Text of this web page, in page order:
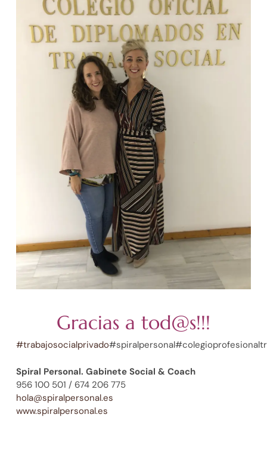
Gracias a tod@s!!!
#trabajosocialprivado
Spiral Personal. Gabinete Social & Coach
956 100 501 / 674 206 775
hola@spiralpersonal.es
www.spiralpersonal.es